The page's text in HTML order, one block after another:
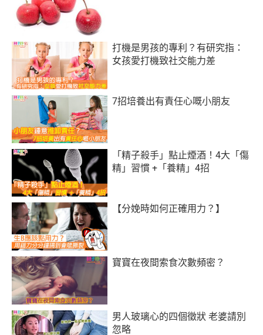
打機是男孩的專利？有研究指：
女孩愛打機致社交能力差
7招培養出有責任心嘅小朋友
「精子殺手」點止煙酒！4大「傷
精」習慣 +「養精」4招
【分娩時如何正確用力？】
寶寶在夜間索食次數頻密？
男人玻璃心的四個徵狀 老婆請別
忽略